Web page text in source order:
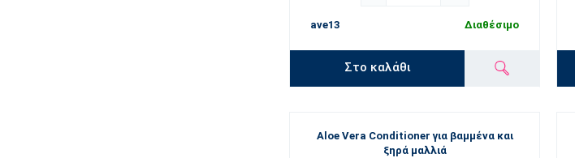
ave13 Διαθέσιμο
Στο καλάθι
Aloe Vera Conditioner για βαμμένα και
ξηρά μαλλιά